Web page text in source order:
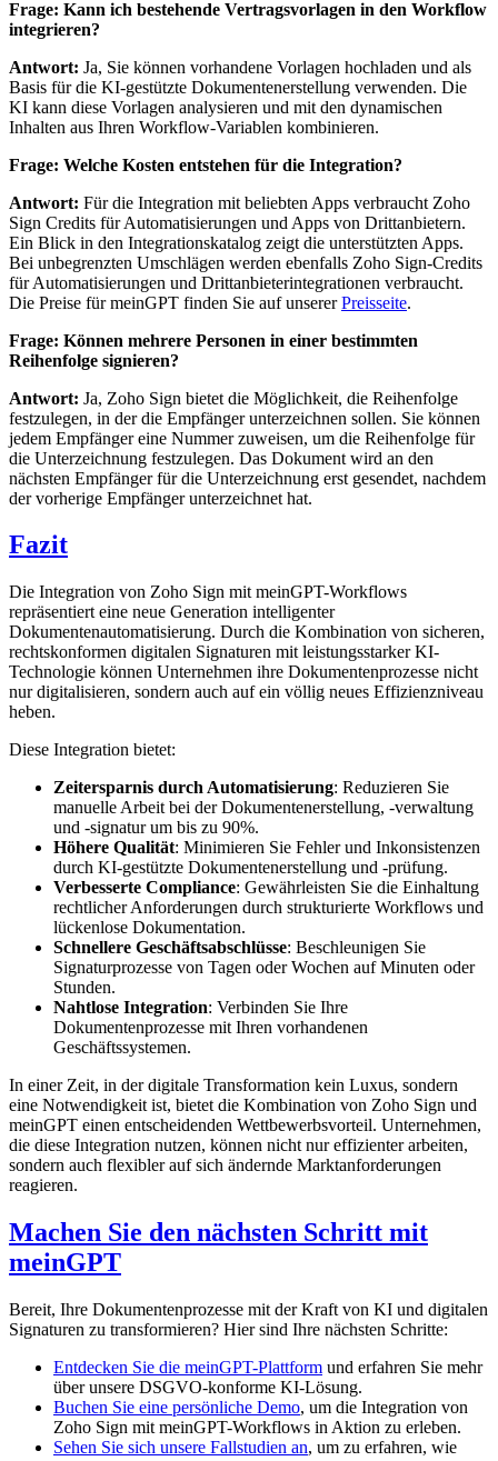
Frage: Kann ich bestehende Vertragsvorlagen in den Workflow
integrieren?
Antwort: Ja, Sie können vorhandene Vorlagen hochladen und als
Basis für die KI-gestützte Dokumentenerstellung verwenden. Die
KI kann diese Vorlagen analysieren und mit den dynamischen
Inhalten aus Ihren Workflow-Variablen kombinieren.
Frage: Welche Kosten entstehen für die Integration?
Antwort: Für die Integration mit beliebten Apps verbraucht Zoho
Sign Credits für Automatisierungen und Apps von Drittanbietern.
Ein Blick in den Integrationskatalog zeigt die unterstützten Apps.
Bei unbegrenzten Umschlägen werden ebenfalls Zoho Sign-Credits
für Automatisierungen und Drittanbieterintegrationen verbraucht.
Die Preise für meinGPT finden Sie auf unsererPreisseite.
Frage: Können mehrere Personen in einer bestimmten
Reihenfolge signieren?
Antwort: Ja, Zoho Sign bietet die Möglichkeit, die Reihenfolge
festzulegen, in der die Empfänger unterzeichnen sollen. Sie können
jedem Empfänger eine Nummer zuweisen, um die Reihenfolge für
die Unterzeichnung festzulegen. Das Dokument wird an den
nächsten Empfänger für die Unterzeichnung erst gesendet, nachdem
der vorherige Empfänger unterzeichnet hat.
Fazit
Die Integration von Zoho Sign mit meinGPT-Workflows
repräsentiert eine neue Generation intelligenter
Dokumentenautomatisierung. Durch die Kombination von sicheren,
rechtskonformen digitalen Signaturen mit leistungsstarker KI-
Technologie können Unternehmen ihre Dokumentenprozesse nicht
nur digitalisieren, sondern auch auf ein völlig neues Effizienzniveau
heben.
Diese Integration bietet:
Zeitersparnis durch Automatisierung: Reduzieren Sie
manuelle Arbeit bei der Dokumentenerstellung, -verwaltung
und -signatur um bis zu 90%.
Höhere Qualität: Minimieren Sie Fehler und Inkonsistenzen
durch KI-gestützte Dokumentenerstellung und -prüfung.
Verbesserte Compliance: Gewährleisten Sie die Einhaltung
rechtlicher Anforderungen durch strukturierte Workflows und
lückenlose Dokumentation.
Schnellere Geschäftsabschlüsse: Beschleunigen Sie
Signaturprozesse von Tagen oder Wochen auf Minuten oder
Stunden.
Nahtlose Integration: Verbinden Sie Ihre
Dokumentenprozesse mit Ihren vorhandenen
Geschäftssystemen.
In einer Zeit, in der digitale Transformation kein Luxus, sondern
eine Notwendigkeit ist, bietet die Kombination von Zoho Sign und
meinGPT einen entscheidenden Wettbewerbsvorteil. Unternehmen,
die diese Integration nutzen, können nicht nur effizienter arbeiten,
sondern auch flexibler auf sich ändernde Marktanforderungen
reagieren.
Machen Sie den nächsten Schritt mit
meinGPT
Bereit, Ihre Dokumentenprozesse mit der Kraft von KI und digitalen
Signaturen zu transformieren? Hier sind Ihre nächsten Schritte:
Entdecken Sie die meinGPT-Plattform und erfahren Sie mehr
über unsere DSGVO-konforme KI-Lösung.
Buchen Sie eine persönliche Demo, um die Integration von
Zoho Sign mit meinGPT-Workflows in Aktion zu erleben.
Sehen Sie sich unsere Fallstudien an, um zu erfahren, wie